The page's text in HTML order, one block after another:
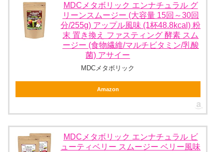
MDCメタボリック エンナチュラル グ
リーンスムージー (大容量 15回～30回
分/255g) アップル風味 (1杯48.8kcal) 粉
末 置き換え ファスティング 酵素 スム
ージー (食物繊維/マルチビタミン/乳酸
菌) アサイー
MDCメタボリック
Amazon
MDCメタボリック エンナチュラル ビ
ューティベリー スムージー ベリー風味